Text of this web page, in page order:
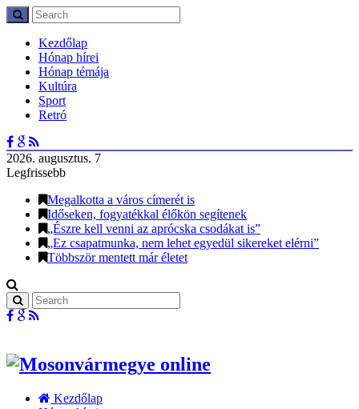
Kezdőlap
Hónap hírei
Hónap témája
Kultúra
Sport
Retró
2026. augusztus. 7
Legfrissebb
Megalkotta a város címerét is
Időseken, fogyatékkal élőkön segítenek
„Észre kell venni az aprócska csodákat is”
„Ez csapatmunka, nem lehet egyedül sikereket elérni”
Többször mentett már életet
Kezdőlap